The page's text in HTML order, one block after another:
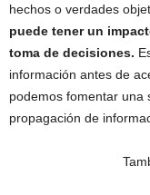
hechos o verdades
puede tener un
toma de decisiones.
información antes de
podemos fomentar una
propagación de